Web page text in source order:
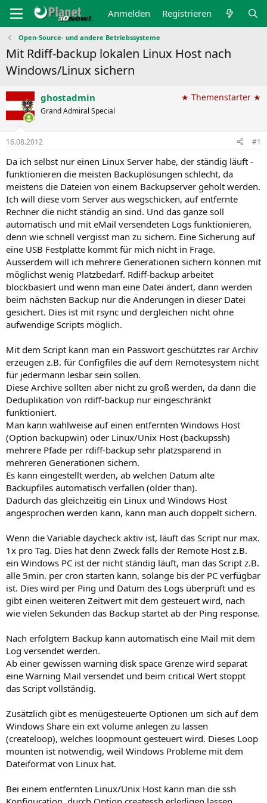
Anmelden Registrieren
Open-Source- und andere Betriebssysteme
Mit Rdiff-backup lokalen Linux Host nach
Windows/Linux sichern
ghostadmin
Grand Admiral Special
★ Themenstarter ★
16.08.2012 #1
Da ich selbst nur einen Linux Server habe, der ständig läuft -
funktionieren die meisten Backuplösungen schlecht, da
meistens die Dateien von einem Backupserver geholt werden.
Ich will diese vom Server aus wegschicken, auf entfernte
Rechner die nicht ständig an sind. Und das ganze soll
automatisch und mit eMail versendeten Logs funktionieren,
denn wie schnell vergisst man zu sichern. Eine Sicherung auf
eine USB Festplatte kommt für mich nicht in Frage.
Ausserdem will ich mehrere Generationen sichern können mit
möglichst wenig Platzbedarf. Rdiff-backup arbeitet
blockbasiert und wenn man eine Datei ändert, dann werden
beim nächsten Backup nur die Änderungen in dieser Datei
gesichert. Dies ist mit rsync und dergleichen nicht ohne
aufwendige Scripts möglich.
Mit dem Script kann man ein Passwort geschütztes rar Archiv
erzeugen z.B. für Configfiles die auf dem Remotesystem nicht
für jedermann lesbar sein sollen.
Diese Archive sollten aber nicht zu groß werden, da dann die
Deduplikation von rdiff-backup nur eingeschränkt
funktioniert.
Man kann wahlweise auf einen entfernten Windows Host
(Option backupwin) oder Linux/Unix Host (backupssh)
mehrere Pfade per rdiff-backup sehr platzsparend in
mehreren Generationen sichern.
Es kann eingestellt werden, ab welchen Datum alte
Backupfiles automatisch verfallen (older than).
Dadurch das gleichzeitig ein Linux und Windows Host
angesprochen werden kann, kann man auch doppelt sichern.
Wenn die Variable daycheck aktiv ist, läuft das Script nur max.
1x pro Tag. Dies hat denn Zweck falls der Remote Host z.B.
ein Windows PC ist der nicht ständig läuft, man das Script z.B.
alle 5min. per cron starten kann, solange bis der PC verfügbar
ist. Dies wird per Ping und Datum des Logs überprüft und es
gibt einen weiteren Zeitwert mit dem gesteuert wird, nach
wie vielen Sekunden das Backup startet ab der Ping response.
Nach erfolgtem Backup kann automatisch eine Mail mit dem
Log versendet werden.
Ab einer gewissen warning disk space Grenze wird separat
eine Warning Mail versendet und beim critical Wert stoppt
das Script vollständig.
Zusätzlich gibt es menügesteuerte Optionen um sich auf dem
Windows Share ein ext volume anlegen zu lassen
(createloop), welches loopmount gesteuert wird. Dieses Loop
mounten ist notwendig, weil Windows Probleme mit dem
Dateiformat von Linux hat.
Bei einem entfernten Linux/Unix Host kann man die ssh